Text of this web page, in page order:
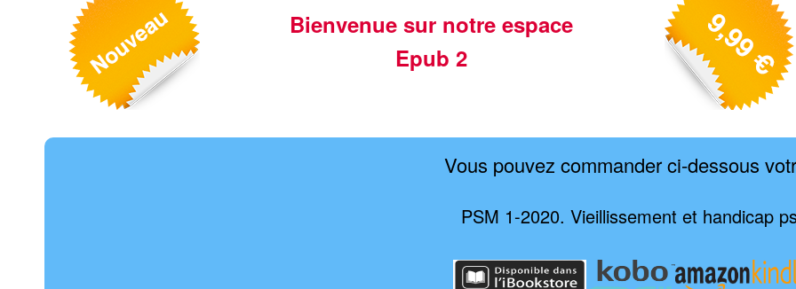
Bienvenue sur notre espace
Epub 2
Vous pouvez commander ci-dessous
PSM 1-2020. Vieillissement et handicap